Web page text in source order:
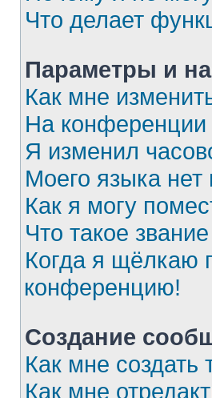
Что делает
Параметры и
Как мне
На конференции
Я изменил
Моего языка нет
Как я могу
Что такое
Когда я щёлкаю
конференцию!
Создание
Как мне
Как мне